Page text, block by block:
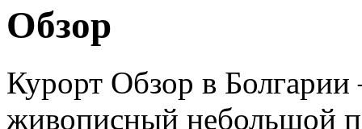
Обзор
Курорт Обзор в Болгарии
живописный небольшой